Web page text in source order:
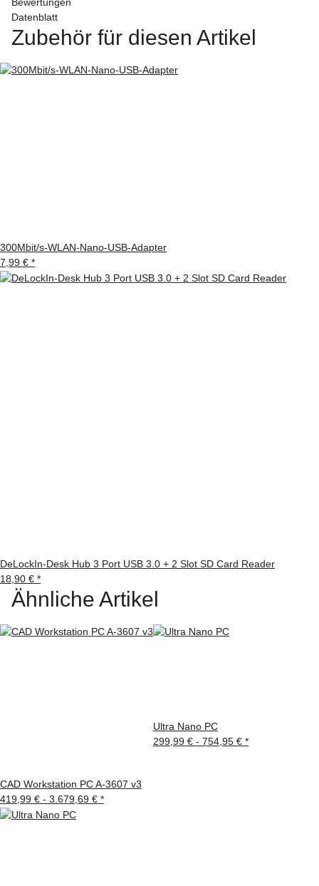
Datenblatt
Zubehör für diesen Artikel
300Mbit/s-WLAN-Nano-USB-Adapter
7,99 € *
DeLockIn-Desk Hub 3 Port USB 3.0 + 2 Slot SD Card Reader
18,90 € *
Ähnliche Artikel
CAD Workstation PC A-3607 v3
419,99 € - 3.679,69 € *
Ultra Nano PC
299,99 € - 754,95 € *